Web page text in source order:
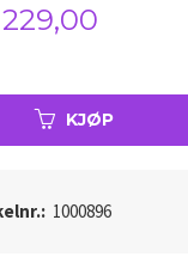
229,00
KJØP
1000896